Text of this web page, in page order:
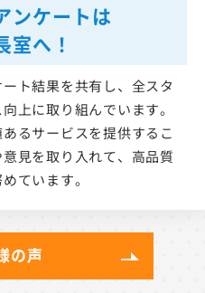
ンケートは
室へ！
ト結果を共有し、全スタ
上に取り組んでいます。
るサービスを提供するこ
見を取り入れて、高品質
ています。
の声